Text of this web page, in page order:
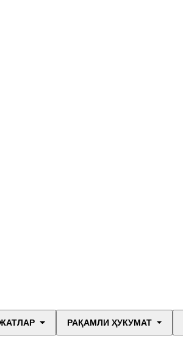
РАҚАМЛИ ҲУКУМАТ